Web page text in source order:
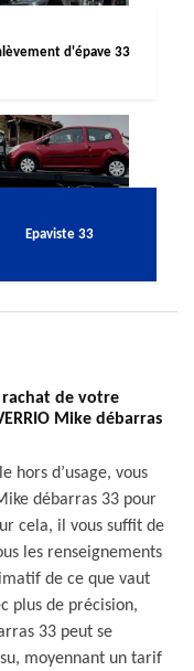
d'épave 33
Epaviste 33
rachat de votre
Mike débarras
hors d’usage, vous
débarras 33 pour
cela, il vous suffit de
les renseignements
de ce que vaut
plus de précision,
33 peut se
moyennant un tarif